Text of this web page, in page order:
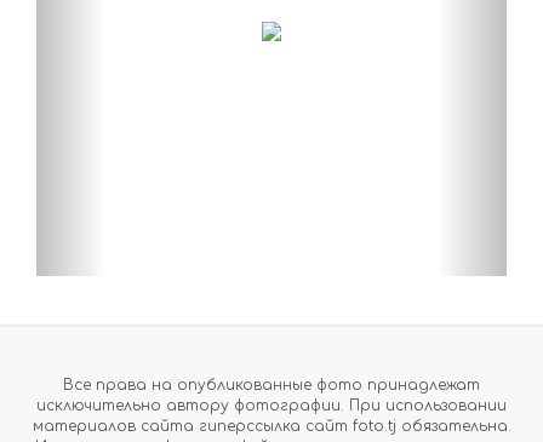
Все права на опубликованные фото принадлежат
исключительно автору фотографии. При использовании
материалов сайта гиперссылка сайт foto.tj обязательна.